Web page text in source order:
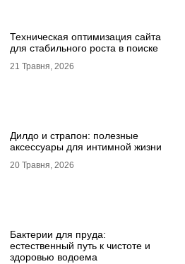
Техническая оптимизация сайта
для стабильного роста в поиске
21 Травня, 2026
Дилдо и страпон: полезные
аксессуары для интимной жизни
20 Травня, 2026
Бактерии для пруда:
естественный путь к чистоте и
здоровью водоема